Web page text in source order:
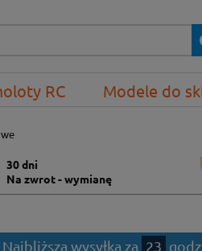
RC Modele do
30 dni
Na zwrot - wymianę
Najbliższa wysyłka za 23 godz.